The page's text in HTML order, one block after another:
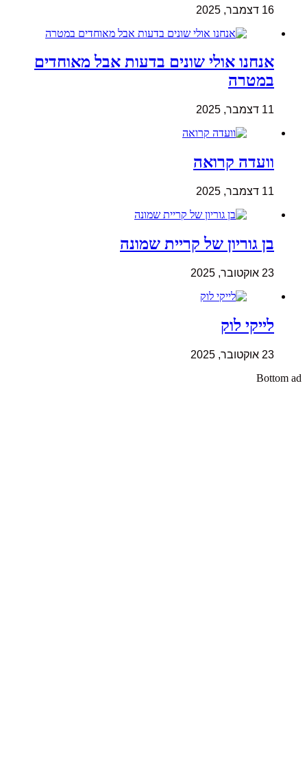
16 דצמבר, 2025
אנחנו אולי שונים בדעות אבל מאוחדים
במטרה
11 דצמבר, 2025
וועדה קרואה
11 דצמבר, 2025
בן גוריון של קריית שמונה
23 אוקטובר, 2025
לייקי לוק
23 אוקטובר, 2025
Bottom ad